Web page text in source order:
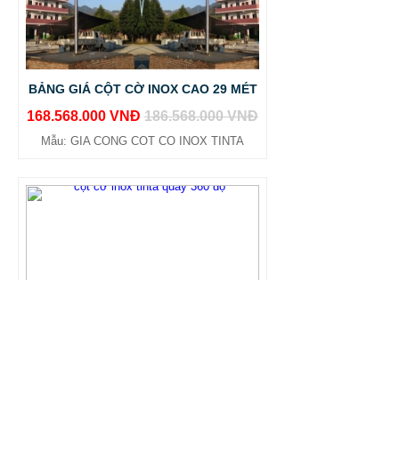
BẢNG GIÁ CỘT CỜ INOX CAO 29 MÉT
168.568.000 VNĐ 186.568.000 VNĐ
Mẫu: GIA CONG COT CO INOX TINTA